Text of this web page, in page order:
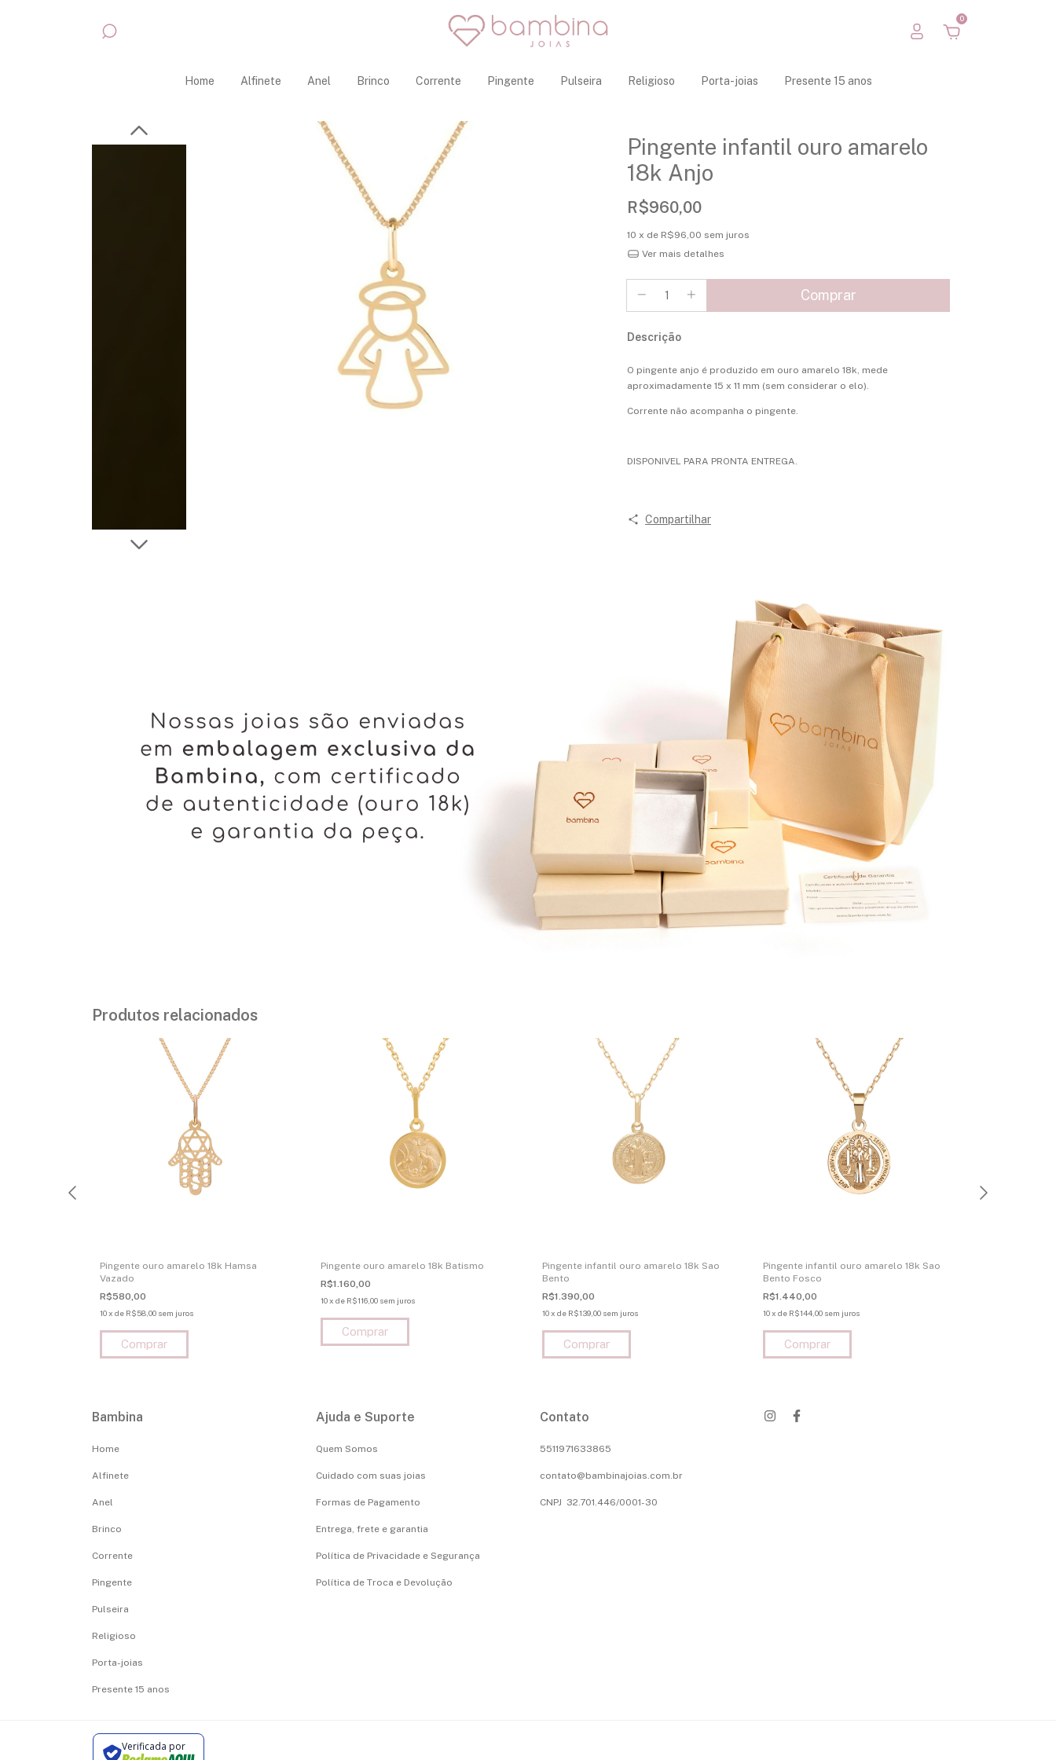
0
Home Alfinete Anel Brinco Corrente Pingente Pulseira Religioso Porta-joias Presente 15 anos
Pingente infantil ouro amarelo
18k Anjo
R$960,00
10 x de R$96,00 sem juros
Ver mais detalhes
Descrição
O pingente anjo é produzido em ouro amarelo 18k, mede
aproximadamente 15 x 11 mm (sem considerar o elo).
Corrente não acompanha o pingente.
DISPONIVEL PARA PRONTA ENTREGA.
Compartilhar
Produtos relacionados
Pingente ouro amarelo 18k Hamsa
Vazado
R$580,00
10x de R$58,00 sem juros
Pingente ouro amarelo 18k Batismo
R$1.160,00
10xde R$116,00 sem juros
Pingente infantil ouro amarelo 18k Sao
Bento
R$1.390,00
10 x de R$139,00 sem juros
Pingente infantil ouro amarelo 18k Sao
Bento Fosco
R$1.440,00
10x de R$144,00 sem juros
Bambina
Home
Alfinete
Anel
Brinco
Corrente
Pingente
Pulseira
Religioso
Porta-joias
Presente 15 anos
Ajuda e Suporte
Quem Somos
Cuidado com suas joias
Formas de Pagamento
Entrega, frete e garantia
Política de Privacidade e Segurança
Política de Troca e Devolução
Contato
5511971633865
contato@bambinajoias.com.br
CNPJ 32.701.446/0001-30
Verificada por